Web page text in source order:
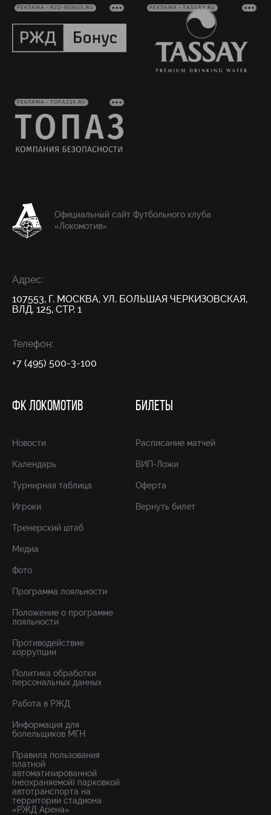
РЕКЛАМА • RZD-BONUS.RU РЕКЛАМА • TASSAY.RU
РЕКЛАМА • TOPAZ24.RU
Официальный сайт Футбольного клуба
«Локомотив»
Адрес:
107553, Г. МОСКВА, УЛ. БОЛЬШАЯ ЧЕРКИЗОВСКАЯ,
ВЛД. 125, СТР. 1
Телефон:
+7 (495) 500-3-100
ФК ЛОКОМОТИВ
Новости
Календарь
Турнирная таблица
Игроки
Тренерский штаб
Медиа
Фото
Программа лояльности
Положение о программе
лояльности
Противодействие
коррупции
Политика обработки
персональных данных
Работа в РЖД
Информация для
болельщиков МГН
Правила пользования
платной
автоматизированной
(неохраняемой) парковкой
автотранспорта на
территории стадиона
«РЖД Арена»
БИЛЕТЫ
Расписание матчей
ВИП-Ложи
Оферта
Вернуть билет